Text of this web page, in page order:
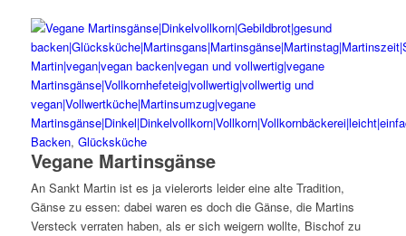
Backen, Glücksküche
Vegane Martinsgänse
An Sankt Martin ist es ja vielerorts leider eine alte Tradition,
Gänse zu essen: dabei waren es doch die Gänse, die Martins
Versteck verraten haben, als er sich weigern wollte, Bischof zu